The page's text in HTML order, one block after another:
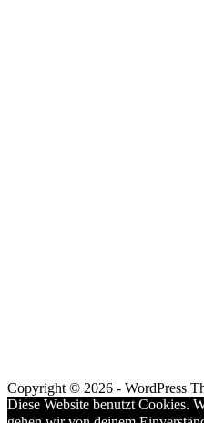
Copyright © 2026 - WordPress
Diese Website benutzt Cookies.